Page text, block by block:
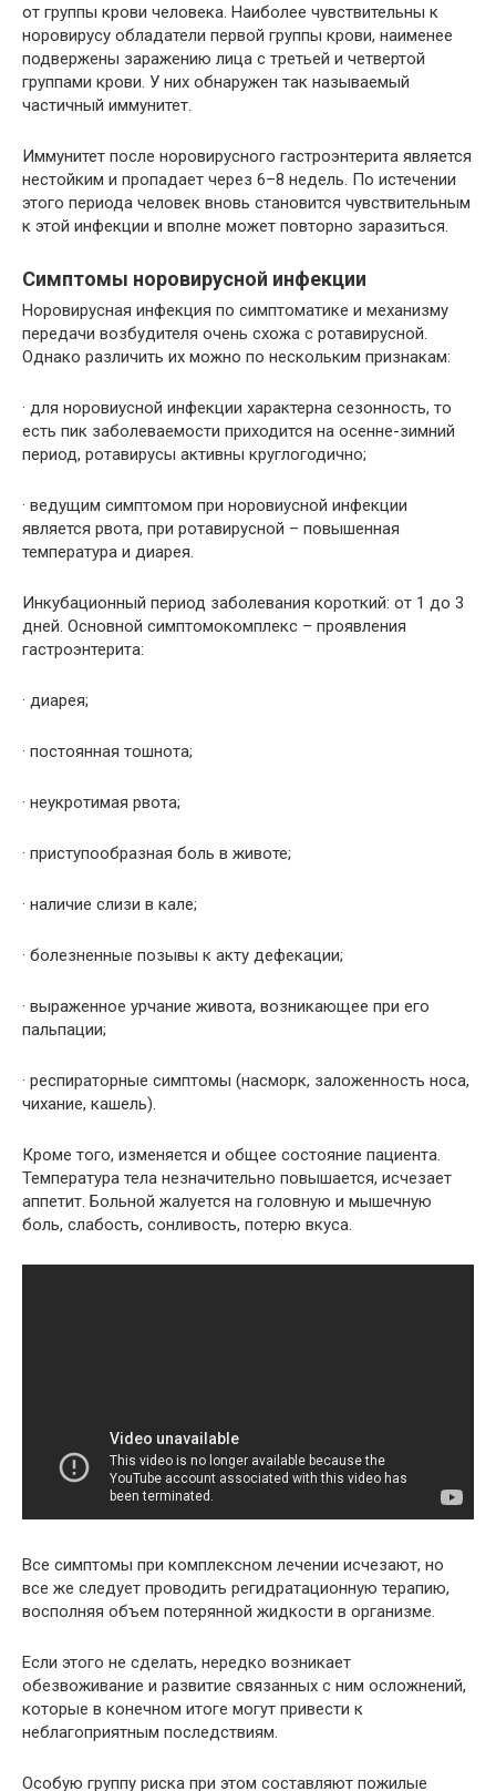
от группы крови человека. Наиболее чувствительны к
норовирусу обладатели первой группы крови, наименее
подвержены заражению лица с третьей и четвертой
группами крови. У них обнаружен так называемый
частичный иммунитет.
Иммунитет после норовирусного гастроэнтерита является
нестойким и пропадает через 6–8 недель. По истечении
этого периода человек вновь становится чувствительным
к этой инфекции и вполне может повторно заразиться.
Симптомы норовирусной инфекции
Норовирусная инфекция по симптоматике и механизму
передачи возбудителя очень схожа с ротавирусной.
Однако различить их можно по нескольким признакам:
· для норовиусной инфекции характерна сезонность, то
есть пик заболеваемости приходится на осенне-зимний
период, ротавирусы активны круглогодично;
· ведущим симптомом при норовиусной инфекции
является рвота, при ротавирусной – повышенная
температура и диарея.
Инкубационный период заболевания короткий: от 1 до 3
дней. Основной симптомокомплекс – проявления
гастроэнтерита:
· диарея;
· постоянная тошнота;
· неукротимая рвота;
· приступообразная боль в животе;
· наличие слизи в кале;
· болезненные позывы к акту дефекации;
· выраженное урчание живота, возникающее при его
пальпации;
· респираторные симптомы (насморк, заложенность носа,
чихание, кашель).
Кроме того, изменяется и общее состояние пациента.
Температура тела незначительно повышается, исчезает
аппетит. Больной жалуется на головную и мышечную
боль, слабость, сонливость, потерю вкуса.
Все симптомы при комплексном лечении исчезают, но
все же следует проводить регидратационную терапию,
восполняя объем потерянной жидкости в организме.
Если этого не сделать, нередко возникает
обезвоживание и развитие связанных с ним осложнений,
которые в конечном итоге могут привести к
неблагоприятным последствиям.
Особую группу риска при этом составляют пожилые